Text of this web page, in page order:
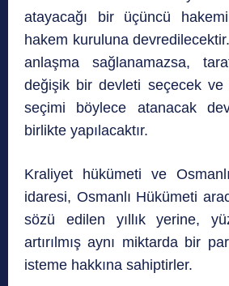
atayacağı bir üçüncü
hakem kuruluna
anlaşma sağlanamazsa,
değişik bir devleti seçecek ve
seçimi böylece atanacak
birlikte yapılacaktır.
Kraliyet hükümeti ve
idaresi, Osmanlı Hükümeti
sözü edilen yıllık yerine,
artırılmış aynı miktarda bir
isteme hakkına sahiptirler.